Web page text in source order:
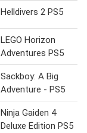
Helldivers 2 PS5
LEGO Horizon
Adventures PS5
Sackboy: A Big
Adventure - PS5
Ninja Gaiden 4
Deluxe Edition PS5